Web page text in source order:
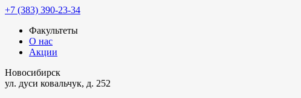
+7 (383) 390-23-34
Факультеты
О нас
Акции
Новосибирск
ул. дуси ковальчук, д. 252